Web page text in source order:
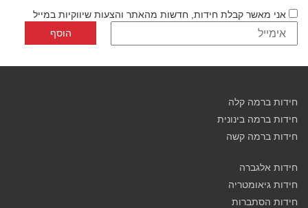
אני מאשר קבלת חידות, חדשות מהאתר והצעות שיווקיות במייל
חידות ברמה קלה
חידות ברמה בינונית
חידות ברמה קשה
חידות אלגברה
חידות גיאומטריה
חידות הסתברות